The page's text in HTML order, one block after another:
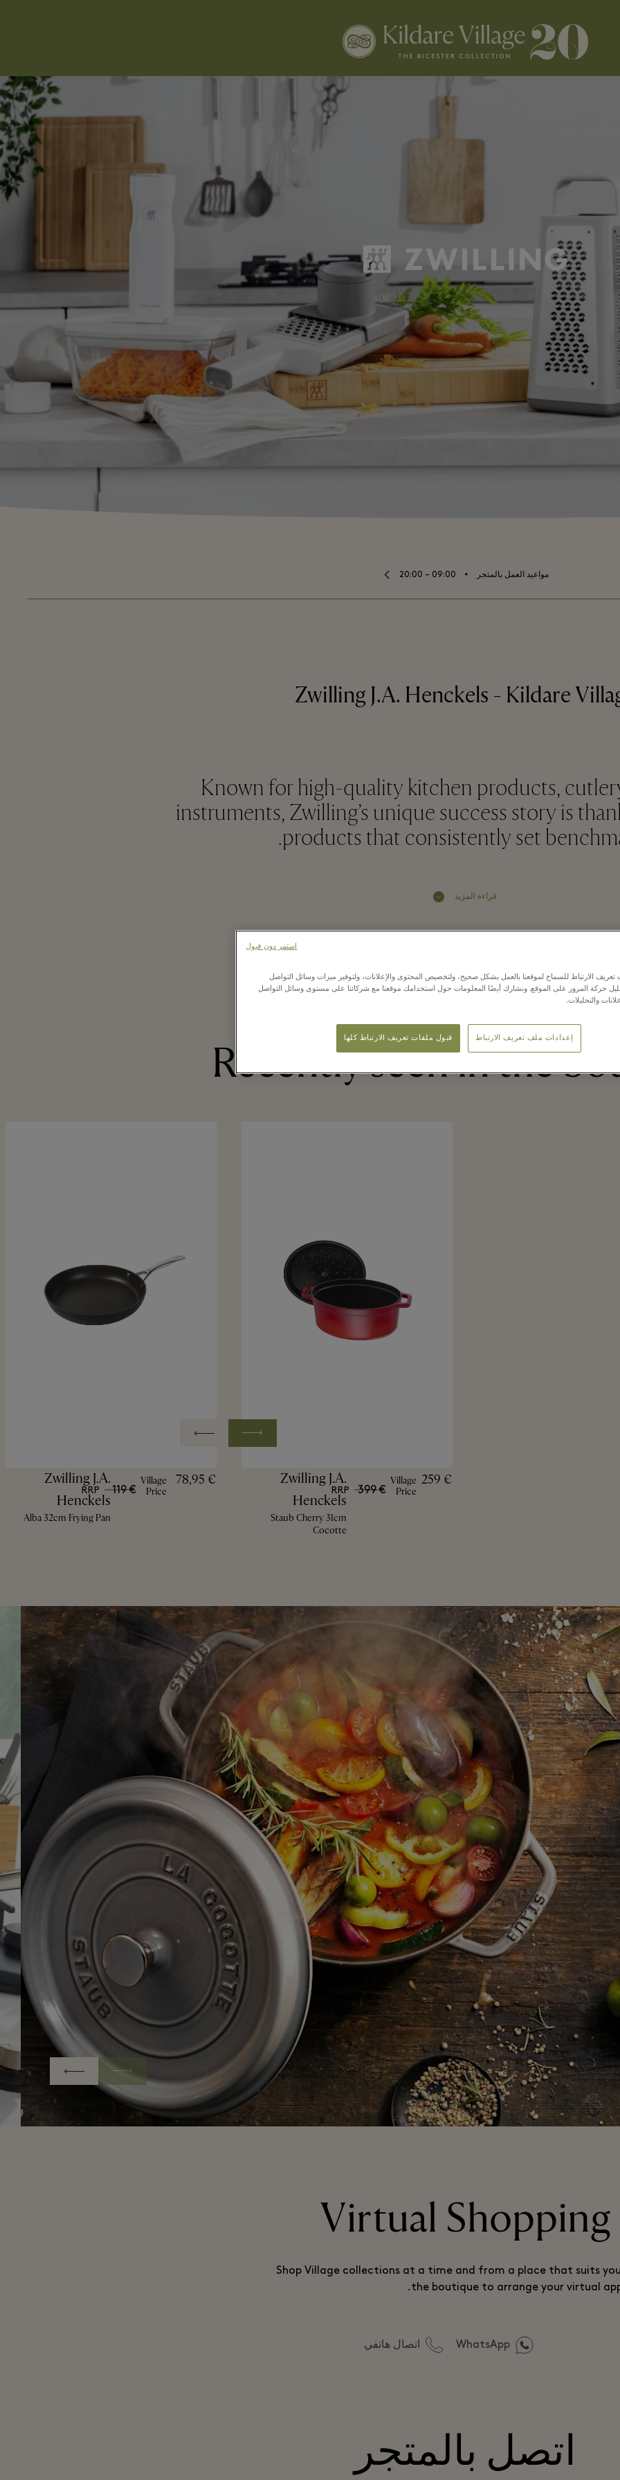
مواعيد العمل بالمتجر ⬩
09:00 – 20:00
Zwilling J.A. Henckels - Kildare
Known for high-quality kitchen products,
instruments, Zwilling’s unique success story is
products that consistently set
قراءة المزيد
Recently seen in the
Zwilling J.A.
Henckels
Alba 32cm Frying Pan
Village
Price
78,95 €
RRP 119 €
Zwilling J.A.
Henckels
Staub Cherry 31cm
Cocotte
Village
Price
259 €
RRP 399 €
Virtual Shopping
Shop Village collections at a time and from a place that suits
the boutique to arrange your virtual
WhatsApp اتصال هاتفي
اتصل بالمتجر
الارتباط للسماح لموقعنا بالعمل بشكل صحيح، ولتخصيص المحتوى والإعلانات، ولتوفير ميزات وسائل التواصل
حركة المرور على الموقع. ونشارك أيضًا المعلومات حول استخدامك موقعنا مع شركائنا على مستوى وسائل التواصل
والتحليلات.
إعدادات ملف تعريف الارتباط قبول ملفات تعريف الارتباط كلها
استمر دون قبول